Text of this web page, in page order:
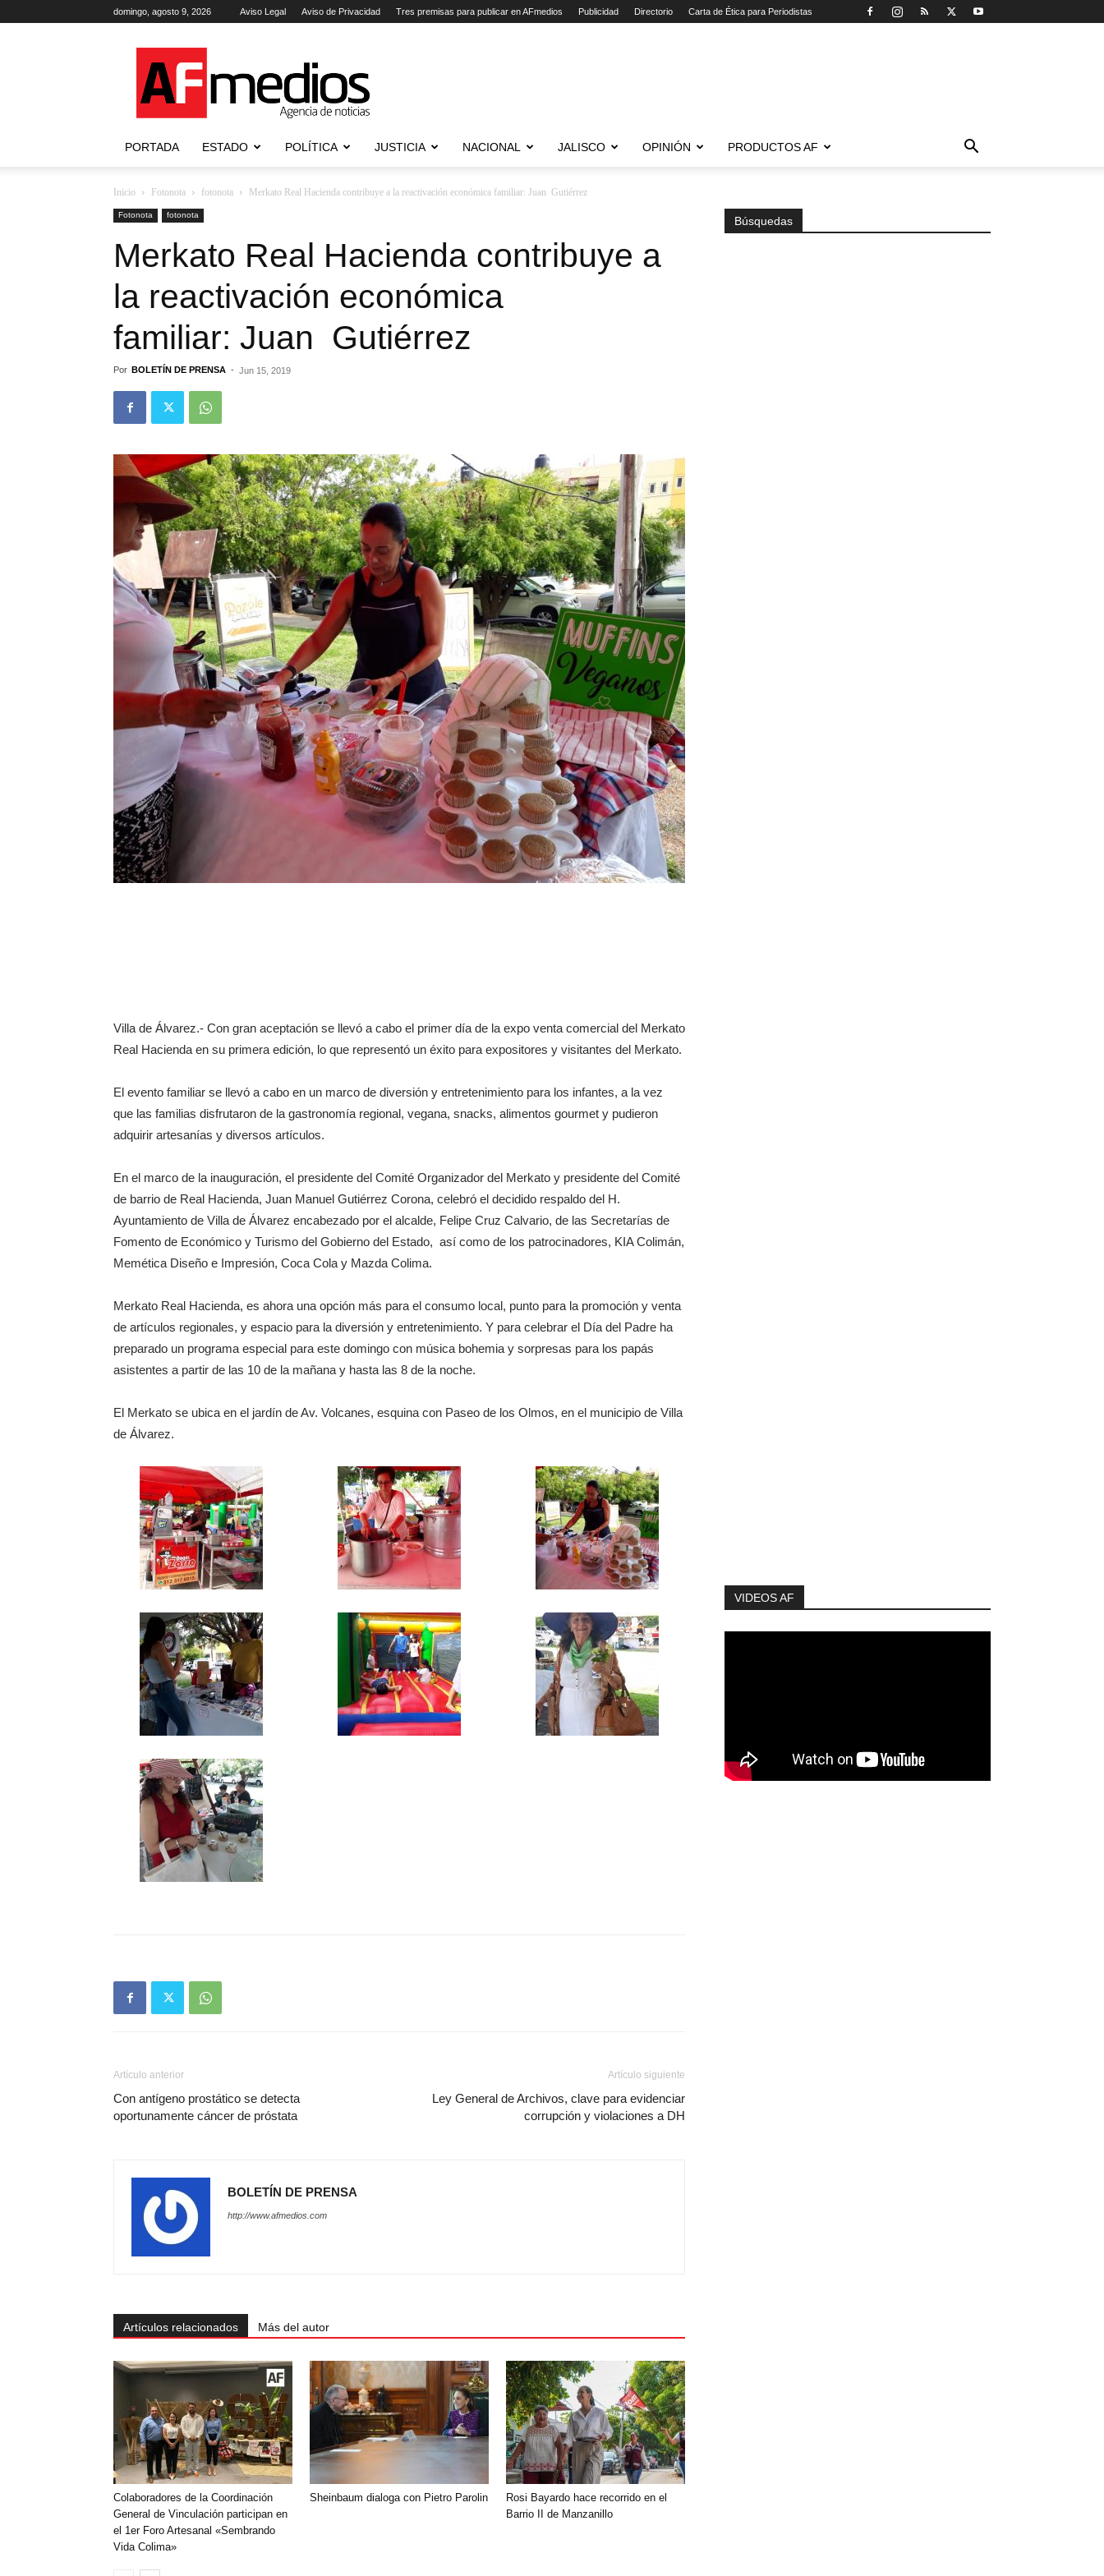
domingo, agosto 9, 2026 Aviso Legal Aviso de Privacidad Tres premisas para publicar en AFmedios Publicidad Directorio Carta de Ética para Periodistas
Agencia
de
Noticias
PORTADA ESTADO POLÍTICA JUSTICIA NACIONAL JALISCO OPINIÓN PRODUCTOS AF
Inicio Fotonota fotonota Merkato Real Hacienda contribuye a la reactivación económica familiar: Juan Gutiérrez
Fotonota fotonota
Merkato Real Hacienda contribuye a
la reactivación económica
familiar: Juan Gutiérrez
Por BOLETÍN DE PRENSA - Jun 15, 2019
Villa de Álvarez.- Con gran aceptación se llevó a cabo el primer día de la expo venta comercial del Merkato
Real Hacienda en su primera edición, lo que representó un éxito para expositores y visitantes del Merkato.
El evento familiar se llevó a cabo en un marco de diversión y entretenimiento para los infantes, a la vez
que las familias disfrutaron de la gastronomía regional, vegana, snacks, alimentos gourmet y pudieron
adquirir artesanías y diversos artículos.
En el marco de la inauguración, el presidente del Comité Organizador del Merkato y presidente del Comité
de barrio de Real Hacienda, Juan Manuel Gutiérrez Corona, celebró el decidido respaldo del H.
Ayuntamiento de Villa de Álvarez encabezado por el alcalde, Felipe Cruz Calvario, de las Secretarías de
Fomento de Económico y Turismo del Gobierno del Estado, así como de los patrocinadores, KIA Colimán,
Memética Diseño e Impresión, Coca Cola y Mazda Colima.
Merkato Real Hacienda, es ahora una opción más para el consumo local, punto para la promoción y venta
de artículos regionales, y espacio para la diversión y entretenimiento. Y para celebrar el Día del Padre ha
preparado un programa especial para este domingo con música bohemia y sorpresas para los papás
asistentes a partir de las 10 de la mañana y hasta las 8 de la noche.
El Merkato se ubica en el jardín de Av. Volcanes, esquina con Paseo de los Olmos, en el municipio de Villa
de Álvarez.
Artículo anterior
Con antígeno prostático se detecta
oportunamente cáncer de próstata
Artículo siguiente
Ley General de Archivos, clave para evidenciar
corrupción y violaciones a DH
BOLETÍN DE PRENSA
http://www.afmedios.com
Artículos relacionados Más del autor
Colaboradores de la Coordinación
General de Vinculación participan en
el 1er Foro Artesanal «Sembrando
Vida Colima»
Sheinbaum dialoga con Pietro Parolin
Rosi Bayardo hace recorrido en el
Barrio II de Manzanillo
Búsquedas
VIDEOS AF